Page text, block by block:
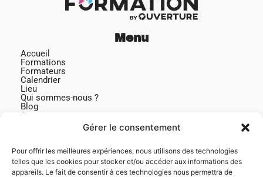
Gérer le consentement
Pour offrir les meilleures expériences, nous utilisons des technologies
telles que les cookies pour stocker et/ou accéder aux informations des
appareils. Le fait de consentir à ces technologies nous permettra de
Menu
Accueil
Formations
Formateurs
Calendrier
Lieu
Qui sommes-nous ?
Blog
Contact